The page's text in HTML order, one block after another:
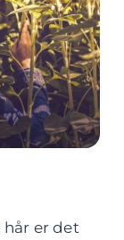
er det